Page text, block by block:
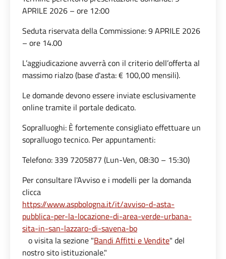
APRILE 2026 – ore 12:00
Seduta riservata della Commissione: 9 APRILE 2026
– ore 14.00
L’aggiudicazione avverrà con il criterio dell’offerta al
massimo rialzo (base d'asta: € 100,00 mensili).
Le domande devono essere inviate esclusivamente
online tramite il portale dedicato.
Sopralluoghi: È fortemente consigliato effettuare un
sopralluogo tecnico. Per appuntamenti:
Telefono: 339 7205877 (Lun-Ven, 08:30 – 15:30)
Per consultare l'Avviso e i modelli per la domanda
clicca
https://www.aspbologna.it/it/avviso-d-asta-
pubblica-per-la-locazione-di-area-verde-urbana-
sita-in-san-lazzaro-di-savena-bo
o visita la sezione "Bandi Affitti e Vendite" del
nostro sito istituzionale."